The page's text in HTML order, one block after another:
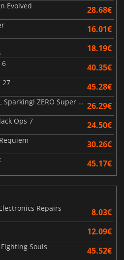
Evolved 28.68€
16.01€
18.19€
6 40.35€
27 45.28€
DRAGON BALL Sparking! ZERO Super Limit Breaking NEO 26.29€
Ops 7 24.50€
30.26€
45.17€
Repairs
8.03€
12.09€
Souls 45.52€